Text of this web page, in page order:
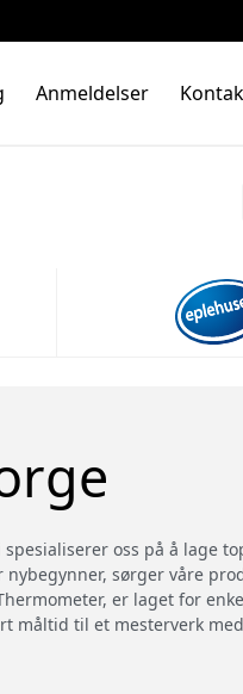
Anmeldelser
oss på å lage
sørger våre
er laget for
måltid til et mesterverk